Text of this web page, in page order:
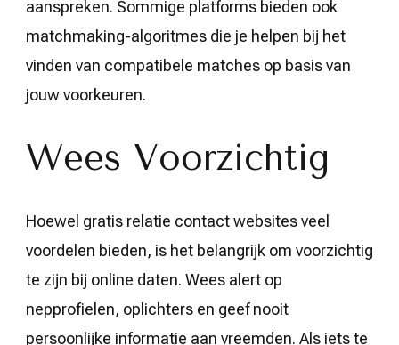
aanspreken. Sommige platforms bieden ook
matchmaking-algoritmes die je helpen bij het
vinden van compatibele matches op basis van
jouw voorkeuren.
Wees Voorzichtig
Hoewel gratis relatie contact websites veel
voordelen bieden, is het belangrijk om voorzichtig
te zijn bij online daten. Wees alert op
nepprofielen, oplichters en geef nooit
persoonlijke informatie aan vreemden. Als iets te